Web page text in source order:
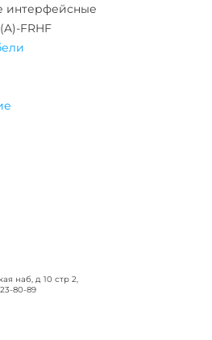
интерфейсные
FRHF
наб, д 10 стр 2,
80-89